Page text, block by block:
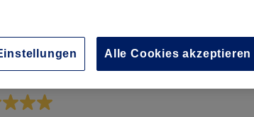
Alle Cookies akzeptieren